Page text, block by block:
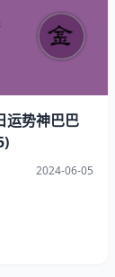
运势神巴巴
2024-06-05